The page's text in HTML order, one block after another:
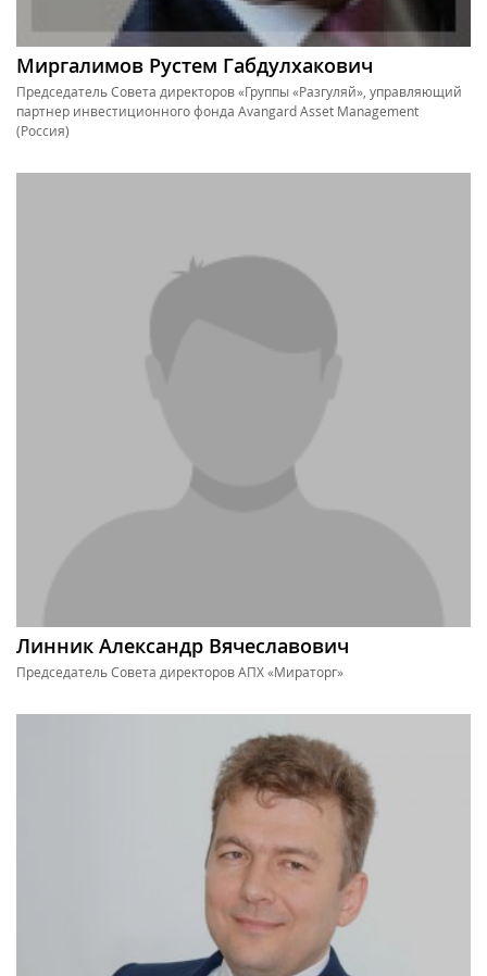
Миргалимов Рустем Габдулхакович
Председатель Совета директоров «Группы «Разгуляй», управляющий
партнер инвестиционного фонда Avangard Asset Management
(Россия)
Линник Александр Вячеславович
Председатель Совета директоров АПХ «Мираторг»